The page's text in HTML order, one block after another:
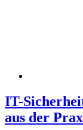
IT-
aus der